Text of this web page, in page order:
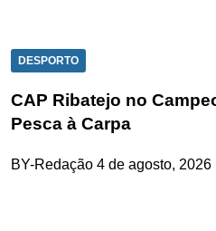
DESPORTO
CAP Ribatejo no
Pesca à Carpa
BY-Redação 4 de agosto, 2026